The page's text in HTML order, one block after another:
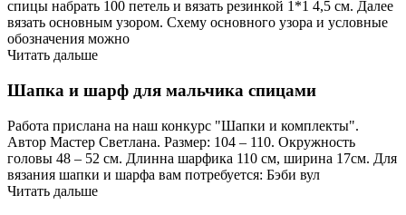
спицы набрать 100 петель и вязать резинкой 1*1 4,5 см. Далее
вязать основным узором. Схему основного узора и условные
обозначения можно
Читать дальше
Шапка и шарф для мальчика спицами
Работа прислана на наш конкурс "Шапки и комплекты".
Автор Мастер Светлана. Размер: 104 – 110. Окружность
головы 48 – 52 см. Длинна шарфика 110 см, ширина 17см. Для
вязания шапки и шарфа вам потребуется: Бэби вул
Читать дальше